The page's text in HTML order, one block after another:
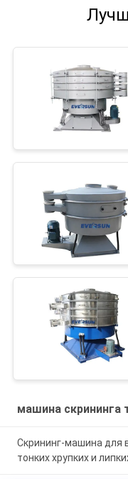
машина скрининга
Скрининг-машина для
тонких хрупких и